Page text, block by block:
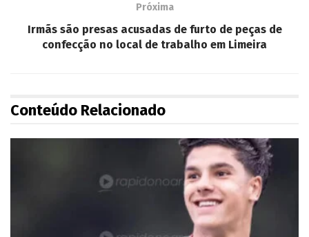
Próxima
Irmãs são presas acusadas de furto de peças de
confecção no local de trabalho em Limeira
Conteúdo Relacionado